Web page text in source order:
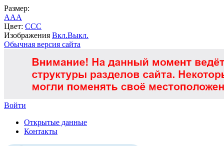
Размер:
AAA
Цвет: CCC
Изображения Вкл.Выкл.
Обычная версия сайта
Войти
Открытые данные
Контакты